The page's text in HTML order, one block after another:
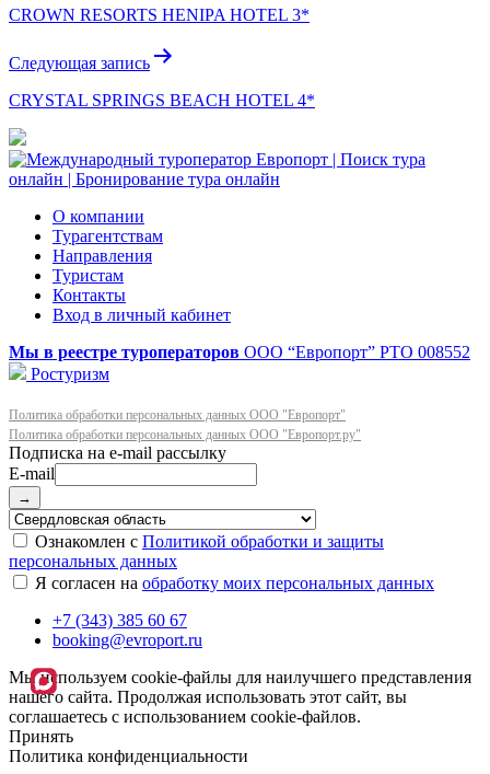
записям
CROWN RESORTS HENIPA HOTEL 3*
Следующая запись
CRYSTAL SPRINGS BEACH HOTEL 4*
О компании
Турагентствам
Направления
Туристам
Контакты
Вход в личный кабинет
Мы в реестре туроператоров ООО “Европорт” РТО 008552
Ростуризм
Политика обработки персональных данных ООО "Европорт"
Политика обработки персональных данных ООО "Европорт.ру"
E-mail
→
Ознакомлен с Политикой обработки и защиты
персональных данных
Я согласен на обработку моих персональных данных
+7 (343) 385 60 67
booking@evroport.ru
Мы используем cookie-файлы для наилучшего представления
нашего сайта. Продолжая использовать этот сайт, вы
соглашаетесь с использованием cookie-файлов.
Принять
Политика конфиденциальности